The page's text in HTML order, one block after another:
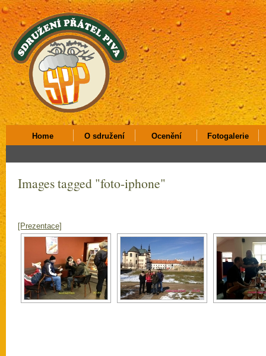
Home O sdružení Ocenění Fotogalerie
Images tagged "foto-iphone"
[Prezentace]